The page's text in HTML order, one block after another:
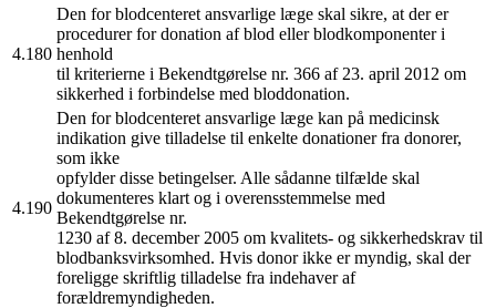
4.180
Den for blodcenteret ansvarlige læge skal sikre, at der er
procedurer for donation af blod eller blodkomponenter i
henhold
til kriterierne i Bekendtgørelse nr. 366 af 23. april 2012 om
sikkerhed i forbindelse med bloddonation.
4.190
Den for blodcenteret ansvarlige læge kan på medicinsk
indikation give tilladelse til enkelte donationer fra donorer,
som ikke
opfylder disse betingelser. Alle sådanne tilfælde skal
dokumenteres klart og i overensstemmelse med
Bekendtgørelse nr.
1230 af 8. december 2005 om kvalitets- og sikkerhedskrav til
blodbanksvirksomhed. Hvis donor ikke er myndig, skal der
foreligge skriftlig tilladelse fra indehaver af
forældremyndigheden.